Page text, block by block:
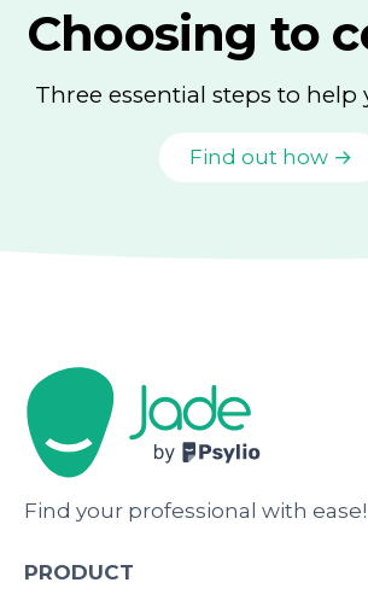
Choosing to
Three essential steps to help
Find out how →
Find your professional with ease!
PRODUCT